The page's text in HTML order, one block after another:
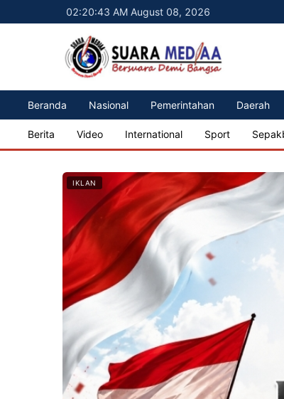
02:20:45 AM August 08, 2026
Beranda Nasional Pemerintahan Daerah
Berita Video International Sport
IKLAN